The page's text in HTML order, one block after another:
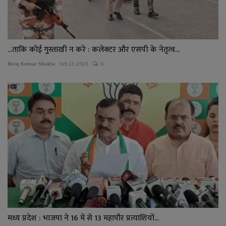
...ताकि कोई गुस्ताखी न करे : कलेक्टर और एसपी के नेतृत्व...
Niraj Kumar Shukla Oct 22, 2023 0
मध्य प्रदेश : भाजपा ने 16 में से 13 महापौर प्रत्याशियों...